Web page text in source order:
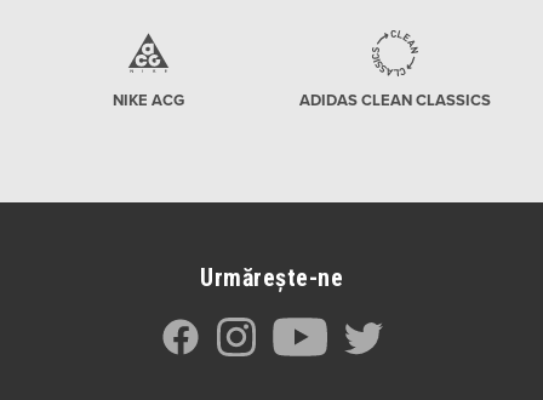
NIKE ACG ADIDAS CLEAN CLASSICS
Urmărește-ne